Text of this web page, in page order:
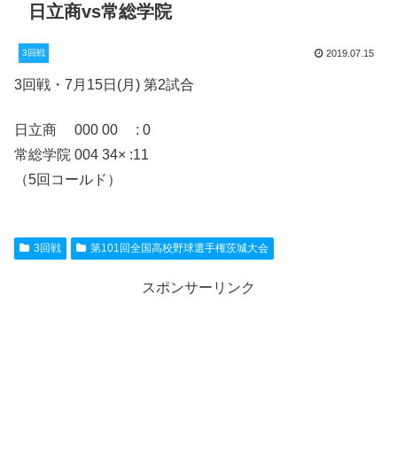
日立商vs常総学院
3回戦 2019.07.15
3回戦・7月15日(月) 第2試合
日立商 000 00 : 0
常総学院 004 34× :11
（5回コールド）
3回戦 第101回全国高校野球選手権茨城大会
スポンサーリンク